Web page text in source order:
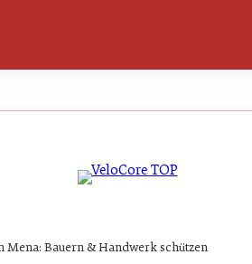
Mena: Bauern & Handwerk schützen